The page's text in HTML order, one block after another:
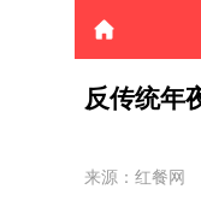
反传统年
来源：红餐网